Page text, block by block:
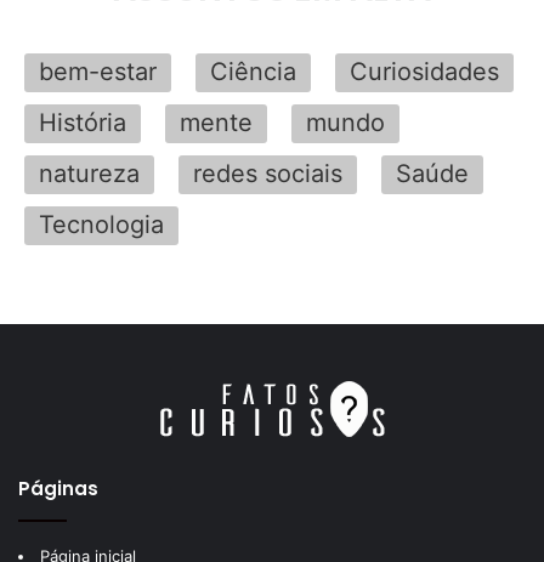
bem-estar Ciência
Curiosidades
História
mente
mundo
natureza
redes sociais
Saúde
Tecnologia
Páginas
Página inicial